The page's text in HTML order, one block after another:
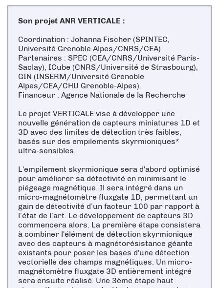
Son projet ANR VERTICALE :
Coordination : Johanna Fischer (SPINTEC,
Université Grenoble Alpes/CNRS/CEA)
Partenaires : SPEC (CEA/CNRS/Université Paris-
Saclay), ICube (CNRS/Université de Strasbourg),
GIN (INSERM/Université Grenoble
Alpes/CEA/CHU Grenoble-Alpes).
Financeur : Agence Nationale de la Recherche
Le projet VERTICALE vise à développer une
nouvelle génération de capteurs miniatures 1D et
3D avec des limites de détection très faibles,
basés sur des empilements skyrmioniques*
ultra-sensibles.
L'empilement skyrmionique sera d'abord optimisé
pour améliorer sa détectivité en minimisant le
piégeage magnétique. Il sera intégré dans un
micro-magnétomètre fluxgate 1D, permettant un
gain de détectivité d’un facteur 100 par rapport à
l’état de l’art. Le développement de capteurs 3D
commencera alors. La première étape consistera
à combiner l'élément de détection skyrmionique
avec des capteurs à magnétorésistance géante
existants pour poser les bases d'une détection
vectorielle des champs magnétiques. Un micro-
magnétomètre fluxgate 3D entièrement intégré
sera ensuite réalisé. Une 3ème étape haut